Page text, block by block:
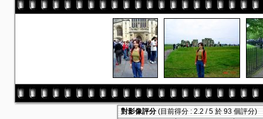
對影像評分(目前得分 : 2.2 / 5 於 93 個評分)